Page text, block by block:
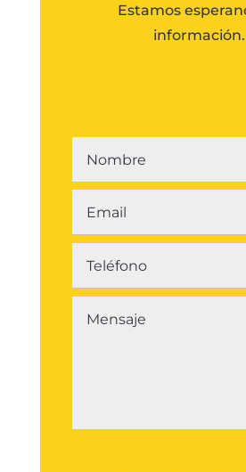
Estamos
información.